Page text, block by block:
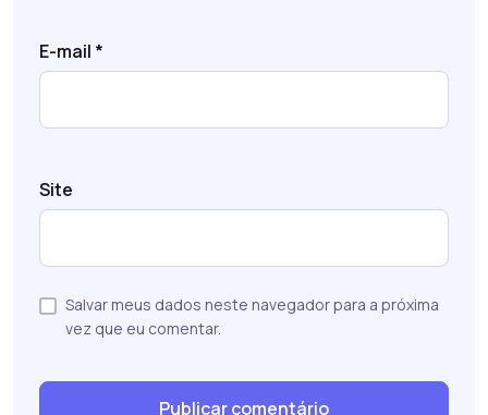
E-mail *
Site
Salvar meus dados neste navegador para a próxima
vez que eu comentar.